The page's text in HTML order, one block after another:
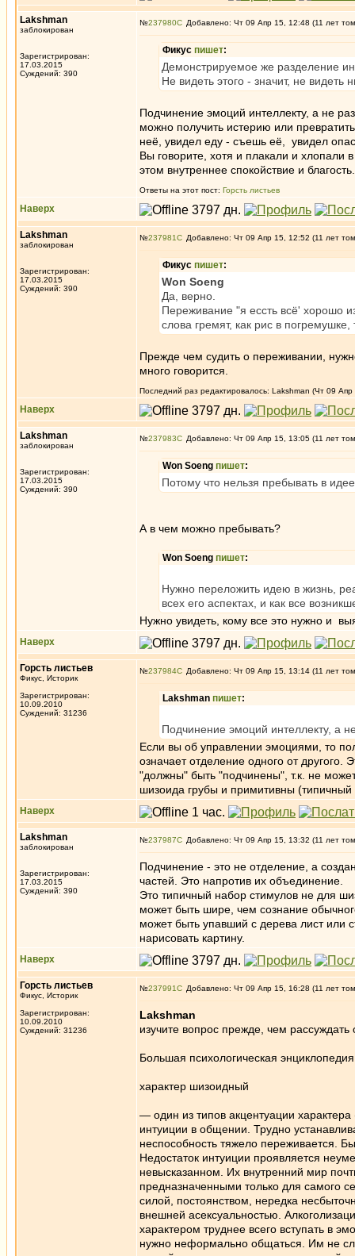
Lakshman
заблокирован
Зарегистрирован:
17.03.2015
Суждений: 390
№237980 Добавлено: Чт 09 Апр 15, 12:48 (11 лет
Фикус пишет:
Демонстрируемое же разделение
Не видеть этого - значит, не видеть
Подчинение эмоций интеллекту, а не
можно получить истерию или
неё, увидел еду - съешь её, увидел
Вы говорите, хотя и плакали и хлопали
этом внутреннее спокойствие и благость.
Ответы на этот пост: Горсть листьев
Наверх
Lakshman
заблокирован
Зарегистрирован:
17.03.2015
Суждений: 390
№237981 Добавлено: Чт 09 Апр 15, 12:52 (11 лет
Фикус пишет:
Won Soeng
Да, верно.
Переживание "я ессть всё' хорошо
слова гремят, как рис в
Прежде чем судить о переживании,
много говорится.
Последний раз редактировалось: Lakshman (Чт 09
Наверх
Lakshman
заблокирован
Зарегистрирован:
17.03.2015
Суждений: 390
№237983 Добавлено: Чт 09 Апр 15, 13:05 (11 лет
Won Soeng пишет:
Потому что нельзя пребывать в
А в чем можно пребывать?
Won Soeng пишет:
Нужно переложить идею в жизнь,
всех его аспектах, и как все
Нужно увидеть, кому все это нужно и
Наверх
Горсть листьев
Фикус, Историк
Зарегистрирован:
10.09.2010
Суждений: 31236
№237984 Добавлено: Чт 09 Апр 15, 13:14 (11 лет
Lakshman пишет:
Подчинение эмоций интеллекту, а
Если вы об управлении эмоциями, то
означает отделение одного от
"должны" быть "подчинены", т.к. не
шизоида грубы и примитивны
Наверх
Lakshman
заблокирован
Зарегистрирован:
17.03.2015
Суждений: 390
№237987 Добавлено: Чт 09 Апр 15, 13:32 (11 лет
Подчинение - это не отделение, а
частей. Это напротив их объединение.
Это типичный набор стимулов не для
может быть шире, чем сознание
может быть упавший с дерева лист или
нарисовать картину.
Наверх
Горсть листьев
Фикус, Историк
Зарегистрирован:
10.09.2010
Суждений: 31236
№237991 Добавлено: Чт 09 Апр 15, 16:28 (11 лет
Lakshman
изучите вопрос прежде, чем рассуждать
Большая психологическая энциклопедия
характер шизоидный
— один из типов акцентуации
интуиции в общении. Трудно
неспособность тяжело переживается.
Недостаток интуиции проявляется
невысказанном. Их внутренний мир
предназначенными только для самого
силой, постоянством, нередка
внешней асексуальностью.
характером труднее всего вступать в
нужно неформально общаться. Им не